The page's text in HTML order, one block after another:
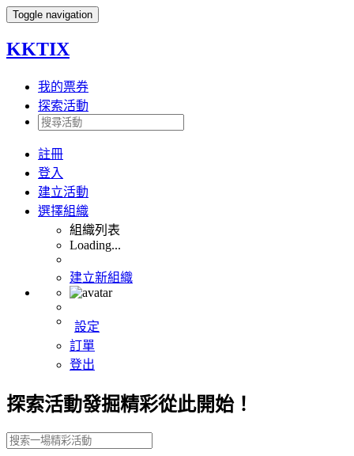
Toggle navigation
KKTIX
我的票券
探索活動
註冊
登入
建立活動
選擇組織
組織列表
Loading...
建立新組織
設定
訂單
登出
探索活動發掘精彩從此開始！